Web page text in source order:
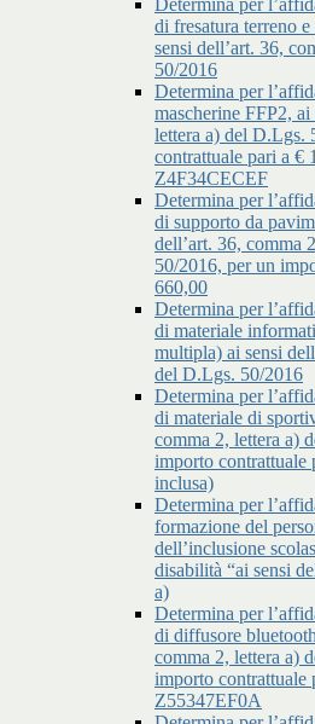
Determina per
di fresatura terreno
sensi dell’art. 36,
50/2016
Determina per
mascherine FFP2,
lettera a) del D.Lgs.
contrattuale pari a €
Z4F34CECEF
Determina per
di supporto da
dell’art. 36, comma
50/2016, per un
660,00
Determina per
di materiale
multipla) ai sensi
del D.Lgs. 50/2016
Determina per
di materiale di
comma 2, lettera a)
importo contrattuale
inclusa)
Determina per
formazione del
dell’inclusione
disabilità “ai sensi
a)
Determina per
di diffusore
comma 2, lettera a)
importo contrattuale
Z55347EF0A